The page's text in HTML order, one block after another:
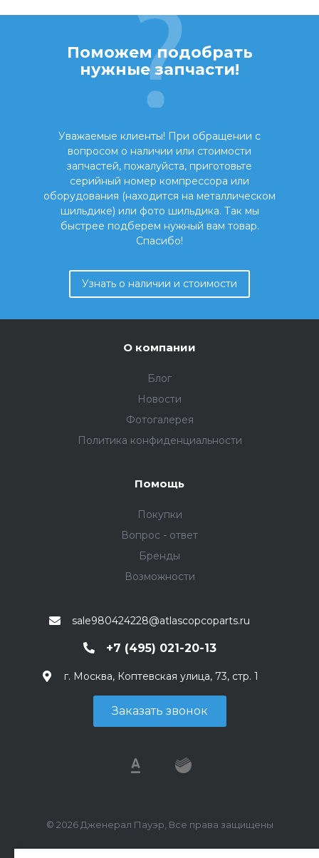
Поможем подобрать
нужные запчасти!
Уважаемые клиенты! При обращении с
вопросом о наличии или стоимости
запчастей, пожалуйста, приготовьте
серийный номер компрессора или
оборудования (находится на металлическом
шильдике) или фото шильдика. Так мы
быстрее подберем нужный вам товар.
Спасибо!
Узнать о наличии и стоимости
О компании
Блог
Новости
Фотогалерея
Политика конфиденциальности
Помощь
Покупки
Вопрос - ответ
Бренды
Возможности
sale980424228@atlascopcoparts.ru
+7 (495) 021-20-13
г. Москва, Коптевская улица, 73, стр. 1
Заказать звонок
© 2026 Дженерал Пауэр, Все права защищены